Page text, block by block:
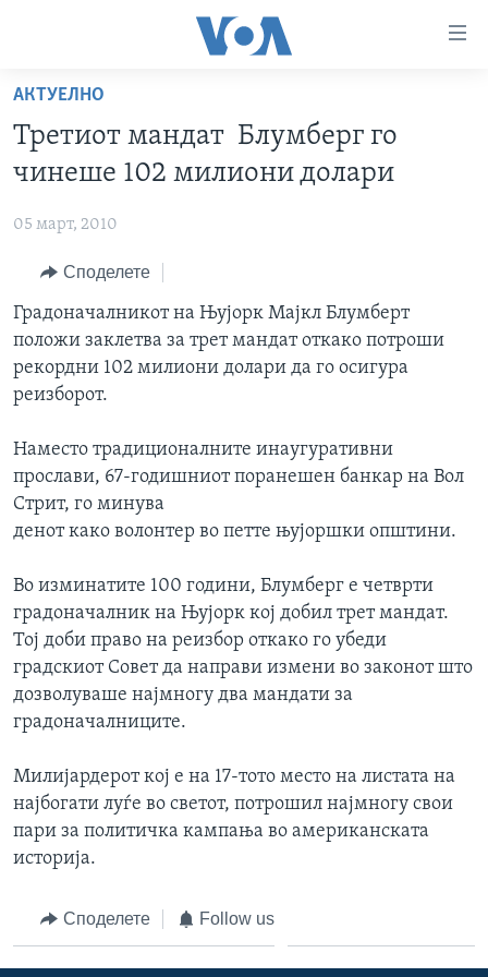
пристапност
Премини
на
главната
Премини
за
навигација
Пребарувај
РУБРИКИ
МАКЕДОНИЈА
СВЕТ
ЕКОНОМИЈА
ЗДРАВЈЕ
УМЕТНОСТ И ЗАБАВА
ИНТЕРВЈУА
ДОКУМЕНТАРЦИ
АРХИВИРАНА ПРОГРАМА
NEWSFLASH - АРХИВА
ВЕСТИ ОД САД ВО МИНУТА - АРХИВА
ИЗБОРИ ВО САД 2020 - АРХИВА
ЗА НАС
Learning English
Јазици
АКТУЕЛНО
Третиот мандат Блумберг го
чинеше 102 милиони долари
05 март, 2010
Споделете
Градоначалникот на Њујорк Мајкл Блумберт
положи заклетва за трет мандат откако потроши
рекордни 102 милиони долари да го осигура
реизборот.
Наместо традиционалните инаугуративни
прослави, 67-годишниот поранешен банкар на Вол
Стрит, го минува
денот како волонтер во петте њујоршки општини.
Во изминатите 100 години, Блумберг е четврти
градоначалник на Њујорк кој добил трет мандат.
Тој доби право на реизбор откако го убеди
градскиот Совет да направи измени во законот што
дозволуваше најмногу два мандати за
градоначалниците.
Милијардерот кој е на 17-тото место на листата на
најбогати луѓе во светот, потрошил најмногу свои
пари за политичка кампања во американската
историја.
Споделете Follow us